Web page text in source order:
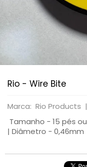
Rio - Wire Bite
Marca: Rio Products |
Tamanho - 15 pés
| Diâmetro - 0,46mm